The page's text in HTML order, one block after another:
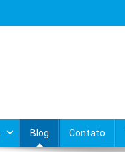
Blog Contato